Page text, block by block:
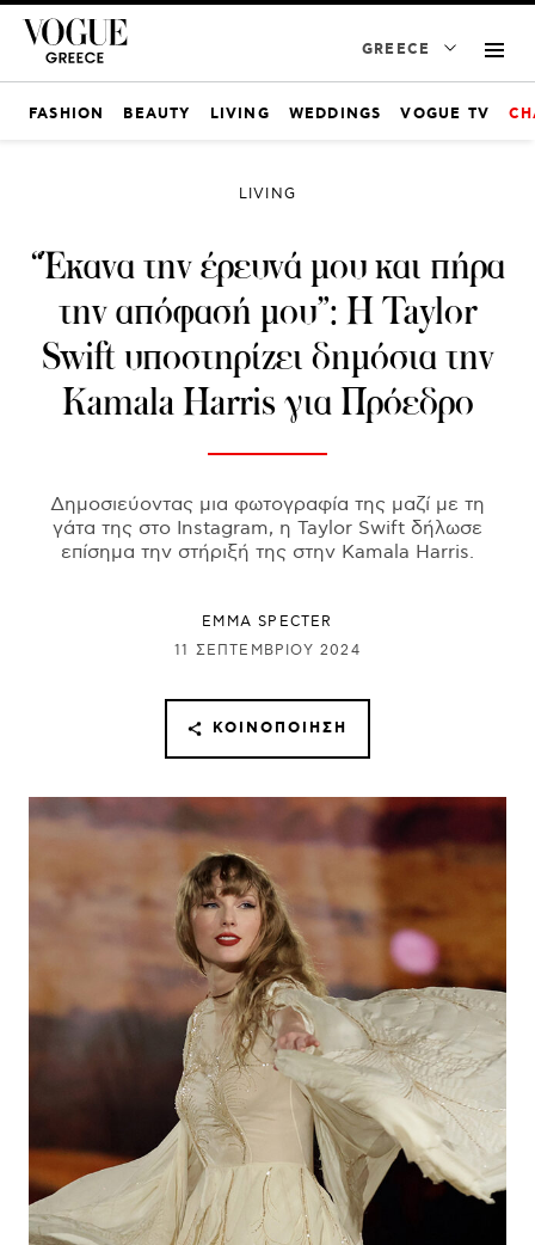
GREECE
FASHION BEAUTY LIVING WEDDINGS VOGUE TV
LIVING
“Έκανα την έρευνά μου και πήρα
την απόφασή μου”: Η Taylor
Swift υποστηρίζει δημόσια την
Kamala Harris για Πρόεδρο
Δημοσιεύοντας μια φωτογραφία της μαζί με τη
γάτα της στο Instagram, η Taylor Swift δήλωσε
επίσημα την στήριξή της στην Kamala Harris.
EMMA SPECTER
11 ΣΕΠΤΕΜΒΡΊΟΥ 2024
ΚΟΙΝΟΠΟΊΗΣΗ